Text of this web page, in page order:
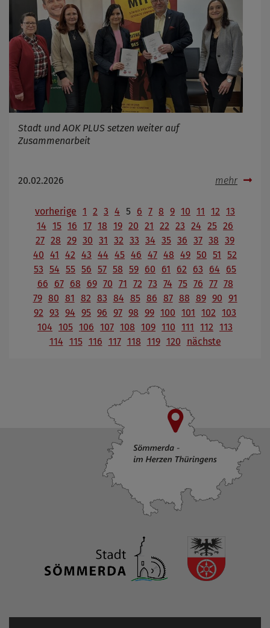
Stadt und AOK PLUS setzen weiter auf
Zusammenarbeit
20.02.2026 mehr
vorherige 1 2 3 4 5 6 7 8 9 10 11 12 13
14 15 16 17 18 19 20 21 22 23 24 25 26
27 28 29 30 31 32 33 34 35 36 37 38 39
40 41 42 43 44 45 46 47 48 49 50 51
52
53 54 55 56 57 58 59 60 61 62 63 64
65
66
67 68 69 70 71 72 73 74 75 76 77 78
79 80 81 82 83 84 85 86 87 88 89 90 91
92 93 94 95 96 97 98 99 100 101 102 103
104 105 106 107 108 109 110 111 112 113
114 115 116 117 118 119 120 nächste